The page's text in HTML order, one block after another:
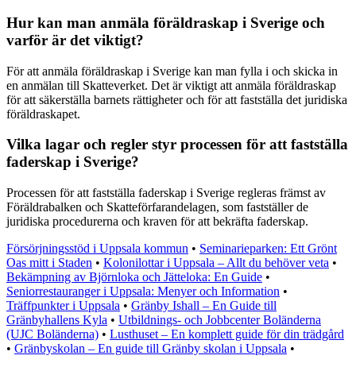
Hur kan man anmäla föräldraskap i Sverige och
varför är det viktigt?
För att anmäla föräldraskap i Sverige kan man fylla i och skicka in
en anmälan till Skatteverket. Det är viktigt att anmäla föräldraskap
för att säkerställa barnets rättigheter och för att fastställa det juridiska
föräldraskapet.
Vilka lagar och regler styr processen för att fastställa
faderskap i Sverige?
Processen för att fastställa faderskap i Sverige regleras främst av
Föräldrabalken och Skatteförfarandelagen, som fastställer de
juridiska procedurerna och kraven för att bekräfta faderskap.
Försörjningsstöd i Uppsala kommun • Seminarieparken: Ett Grönt
Oas mitt i Staden • Kolonilottar i Uppsala – Allt du behöver veta •
Bekämpning av Björnloka och Jätteloka: En Guide •
Seniorrestauranger i Uppsala: Menyer och Information •
Träffpunkter i Uppsala • Gränby Ishall – En Guide till
Gränbyhallens Kyla • Utbildnings- och Jobbcenter Boländerna
(UJC Boländerna) • Lusthuset – En komplett guide för din trädgård
• Gränbyskolan – En guide till Gränby skolan i Uppsala •